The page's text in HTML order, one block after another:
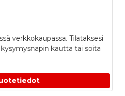
verkkokaupassa. Tilataksesi
kautta tai soita